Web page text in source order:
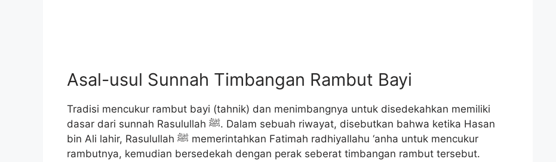
Asal-usul Sunnah Timbangan Rambut Bayi
Tradisi mencukur rambut bayi (tahnik) dan menimbangnya untuk disedekahkan memiliki
dasar dari sunnah Rasulullah ﷺ. Dalam sebuah riwayat, disebutkan bahwa ketika Hasan
bin Ali lahir, Rasulullah ﷺ memerintahkan Fatimah radhiyallahu ‘anha untuk mencukur
rambutnya, kemudian bersedekah dengan perak seberat timbangan rambut tersebut.